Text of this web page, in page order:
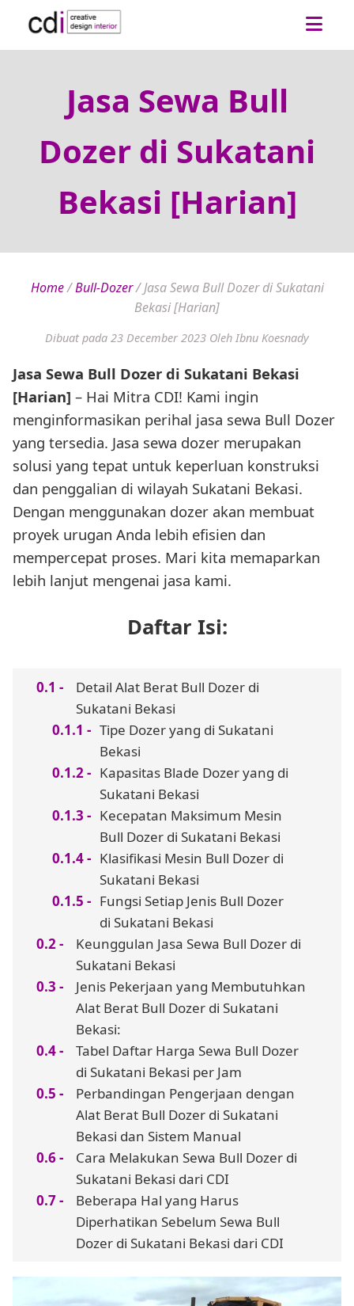
Jasa Sewa Bull
Dozer di Sukatani
Bekasi [Harian]
Home/Bull-Dozer/Jasa Sewa Bull Dozer di Sukatani
Bekasi [Harian]
Dibuat pada 23 December 2023 Oleh Ibnu Koesnady
Jasa Sewa Bull Dozer di Sukatani Bekasi
[Harian] – Hai Mitra CDI! Kami ingin
menginformasikan perihal jasa sewa Bull Dozer
yang tersedia. Jasa sewa dozer merupakan
solusi yang tepat untuk keperluan konstruksi
dan penggalian di wilayah Sukatani Bekasi.
Dengan menggunakan dozer akan membuat
proyek urugan Anda lebih efisien dan
mempercepat proses. Mari kita memaparkan
lebih lanjut mengenai jasa kami.
Daftar Isi:
Detail Alat Berat Bull Dozer di
Sukatani Bekasi
Tipe Dozer yang di Sukatani
Bekasi
Kapasitas Blade Dozer yang di
Sukatani Bekasi
Kecepatan Maksimum Mesin
Bull Dozer di Sukatani Bekasi
Klasifikasi Mesin Bull Dozer di
Sukatani Bekasi
Fungsi Setiap Jenis Bull Dozer
di Sukatani Bekasi
Keunggulan Jasa Sewa Bull Dozer di
Sukatani Bekasi
Jenis Pekerjaan yang Membutuhkan
Alat Berat Bull Dozer di Sukatani
Bekasi:
Tabel Daftar Harga Sewa Bull Dozer
di Sukatani Bekasi per Jam
Perbandingan Pengerjaan dengan
Alat Berat Bull Dozer di Sukatani
Bekasi dan Sistem Manual
Cara Melakukan Sewa Bull Dozer di
Sukatani Bekasi dari CDI
Beberapa Hal yang Harus
Diperhatikan Sebelum Sewa Bull
Dozer di Sukatani Bekasi dari CDI